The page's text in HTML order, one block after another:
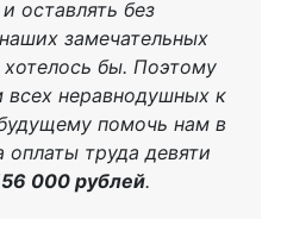
оставлять без
замечательных
бы. Поэтому
неравнодушных к
помочь нам в
труда девяти
000 рублей.